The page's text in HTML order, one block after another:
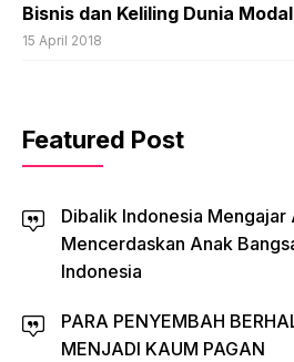
Bisnis dan Keliling Dunia
15 April 2018
Featured Post
Dibalik Indonesia Mengajar
Mencerdaskan Anak
Indonesia
PARA PENYEMBAH
MENJADI KAUM PAGAN